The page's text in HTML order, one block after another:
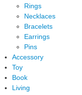
Rings
Necklaces
Bracelets
Earrings
Pins
Accessory
Toy
Book
Living